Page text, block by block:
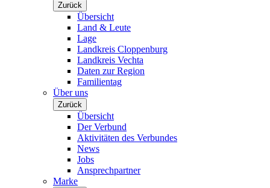
Zurück
Übersicht
Land & Leute
Lage
Landkreis Cloppenburg
Landkreis Vechta
Daten zur Region
Familientag
Über uns
Zurück
Übersicht
Der Verbund
Aktivitäten des Verbundes
News
Jobs
Ansprechpartner
Marke